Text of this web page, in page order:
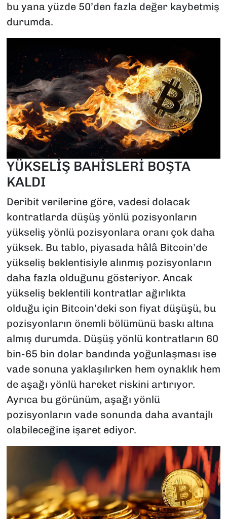
bu yana yüzde 50’den fazla değer kaybetmiş
durumda.
YÜKSELİŞ BAHİSLERİ BOŞTA
KALDI
Deribit verilerine göre, vadesi dolacak
kontratlarda düşüş yönlü pozisyonların
yükseliş yönlü pozisyonlara oranı çok daha
yüksek. Bu tablo, piyasada hâlâ Bitcoin’de
yükseliş beklentisiyle alınmış pozisyonların
daha fazla olduğunu gösteriyor. Ancak
yükseliş beklentili kontratlar ağırlıkta
olduğu için Bitcoin’deki son fiyat düşüşü, bu
pozisyonların önemli bölümünü baskı altına
almış durumda. Düşüş yönlü kontratların 60
bin-65 bin dolar bandında yoğunlaşması ise
vade sonuna yaklaşılırken hem oynaklık hem
de aşağı yönlü hareket riskini artırıyor.
Ayrıca bu görünüm, aşağı yönlü
pozisyonların vade sonunda daha avantajlı
olabileceğine işaret ediyor.